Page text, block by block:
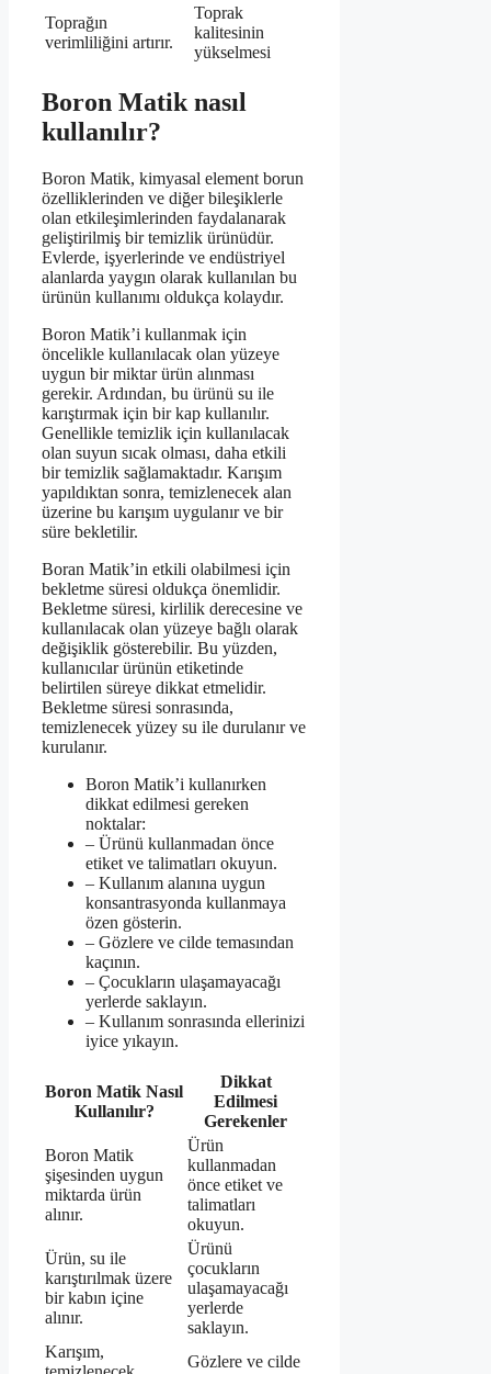
Toprağın
verimliliğini artırır.
Toprak
kalitesinin
yükselmesi
Boron Matik nasıl
kullanılır?
Boron Matik, kimyasal element borun
özelliklerinden ve diğer bileşiklerle
olan etkileşimlerinden faydalanarak
geliştirilmiş bir temizlik ürünüdür.
Evlerde, işyerlerinde ve endüstriyel
alanlarda yaygın olarak kullanılan bu
ürünün kullanımı oldukça kolaydır.
Boron Matik’i kullanmak için
öncelikle kullanılacak olan yüzeye
uygun bir miktar ürün alınması
gerekir. Ardından, bu ürünü su ile
karıştırmak için bir kap kullanılır.
Genellikle temizlik için kullanılacak
olan suyun sıcak olması, daha etkili
bir temizlik sağlamaktadır. Karışım
yapıldıktan sonra, temizlenecek alan
üzerine bu karışım uygulanır ve bir
süre bekletilir.
Boran Matik’in etkili olabilmesi için
bekletme süresi oldukça önemlidir.
Bekletme süresi, kirlilik derecesine ve
kullanılacak olan yüzeye bağlı olarak
değişiklik gösterebilir. Bu yüzden,
kullanıcılar ürünün etiketinde
belirtilen süreye dikkat etmelidir.
Bekletme süresi sonrasında,
temizlenecek yüzey su ile durulanır ve
kurulanır.
Boron Matik’i kullanırken
dikkat edilmesi gereken
noktalar:
– Ürünü kullanmadan önce
etiket ve talimatları okuyun.
– Kullanım alanına uygun
konsantrasyonda kullanmaya
özen gösterin.
– Gözlere ve cilde temasından
kaçının.
– Çocukların ulaşamayacağı
yerlerde saklayın.
– Kullanım sonrasında ellerinizi
iyice yıkayın.
Boron Matik Nasıl
Kullanılır?
Dikkat
Edilmesi
Gerekenler
Boron Matik
şişesinden uygun
miktarda ürün
alınır.
Ürün
kullanmadan
önce etiket ve
talimatları
okuyun.
Ürün, su ile
karıştırılmak üzere
bir kabın içine
alınır.
Ürünü
çocukların
ulaşamayacağı
yerlerde
saklayın.
Karışım,
Gözlere ve cilde